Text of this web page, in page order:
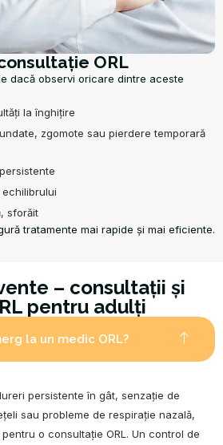
ORL
dacă observi oricare dintre aceste
la înghițire
zgomote sau pierdere temporară
sforăit
tratamente mai rapide și mai eficiente.
– consultații și
pentru adulți
la un medic ORL?
persistente în gât, senzație de
sau probleme de respirație nazală,
o consultație ORL. Un control de